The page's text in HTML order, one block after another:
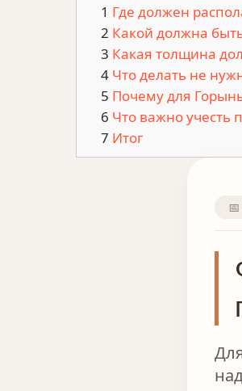
Где должен
Какой должна
Какая толщина
Что делать не
Почему для
Что важно учесть
Итог